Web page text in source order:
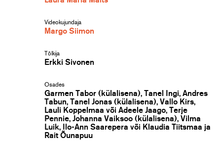
Videokujundaja
Margo Siimon
Tõlkija
Erkki Sivonen
Osades
Garmen Tabor (külalisena), Tanel Ingi, Andres
Tabun, Tanel Jonas (külalisena), Vallo Kirs,
Lauli Koppelmaa või Adeele Jaago, Terje
Pennie, Johanna Vaiksoo (külalisena), Vilma
Luik, Ilo-Ann Saarepera või Klaudia Tiitsmaa ja
Rait Õunapuu